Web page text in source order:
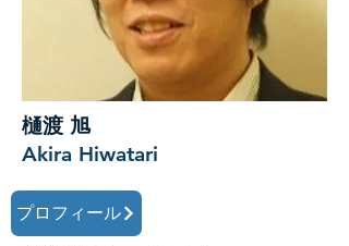
樋渡 旭
Akira Hiwatari
プロフィール